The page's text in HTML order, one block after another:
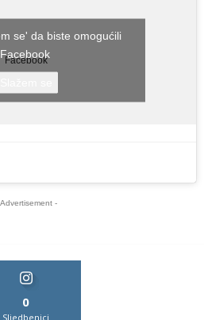
Facebook
se' da biste omogućili
Facebook
-
0
Sljedbenici